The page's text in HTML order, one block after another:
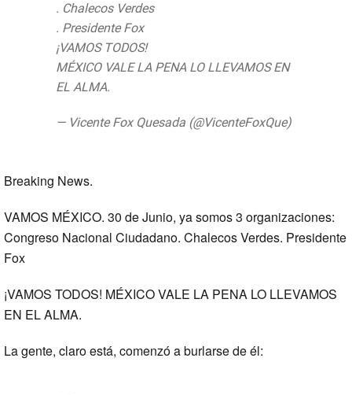
. Chalecos Verdes
. Presidente Fox
¡VAMOS TODOS!
MÉXICO VALE LA PENA LO LLEVAMOS EN
EL ALMA.
— Vicente Fox Quesada (@VicenteFoxQue)
Breaking News.
VAMOS MÉXICO. 30 de Junio, ya somos 3 organizaciones:
Congreso Nacional Ciudadano. Chalecos Verdes. Presidente
Fox
¡VAMOS TODOS! MÉXICO VALE LA PENA LO LLEVAMOS
EN EL ALMA.
La gente, claro está, comenzó a burlarse de él: